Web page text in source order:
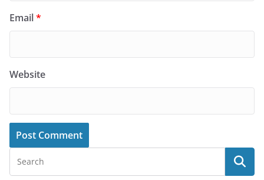
Email*
Website